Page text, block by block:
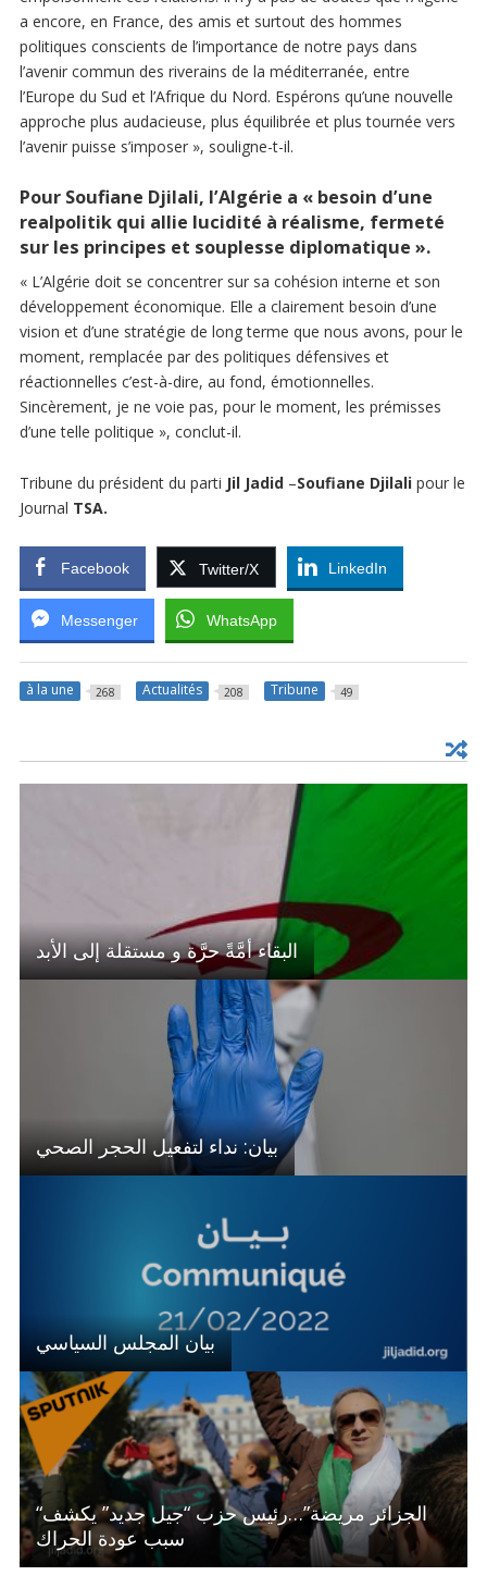
a encore, en France, des amis et surtout des hommes
politiques conscients de l’importance de notre pays dans
l’avenir commun des riverains de la méditerranée, entre
l’Europe du Sud et l’Afrique du Nord. Espérons qu’une nouvelle
approche plus audacieuse, plus équilibrée et plus tournée vers
l’avenir puisse s’imposer », souligne-t-il.
Pour Soufiane Djilali, l’Algérie a « besoin d’une
realpolitikqui allie lucidité à réalisme, fermeté
sur les principes et souplesse diplomatique ».
« L’Algérie doit se concentrer sur sa cohésion interne et son
développement économique. Elle a clairement besoin d’une
vision et d’une stratégie de long terme que nous avons, pour le
moment, remplacée par des politiques défensives et
réactionnelles c’est-à-dire, au fond, émotionnelles.
Sincèrement, je ne voie pas, pour le moment, les prémisses
d’une telle politique », conclut-il.
Tribune du président du parti Jil Jadid–Soufiane Djilali pour le
Journal TSA.
Facebook Twitter/X LinkedIn
Messenger WhatsApp
à la une 268 Actualités 208 Tribune 49
البقاء أمَّةً حرَّة و مستقلة إلى الأبد
بيان: نداء لتفعيل الحجر الصحي
بيان المجلس السياسي
“الجزائر مريضة”…رئيس حزب “جيل جديد” يكشف
سبب عودة الحراك